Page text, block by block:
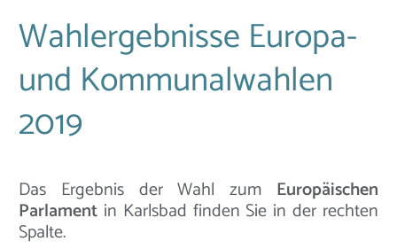
Wahlergebnisse Europa-
und Kommunalwahlen
2019
Das Ergebnis der Wahl zum Europäischen
Parlament in Karlsbad finden Sie in der rechten
Spalte.